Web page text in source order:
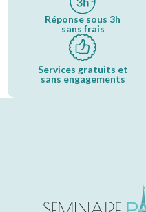
Réponse sous 3h
sans frais
Services gratuits et
sans engagements